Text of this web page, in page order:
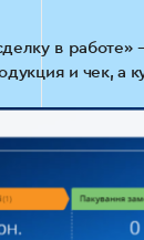
в
и чек,